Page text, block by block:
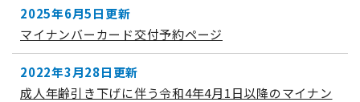
2025年6月5日更新
マイナンバーカード交付予約ページ
2022年3月28日更新
成人年齢引き下げに伴う令和4年4月1日以降のマイナン